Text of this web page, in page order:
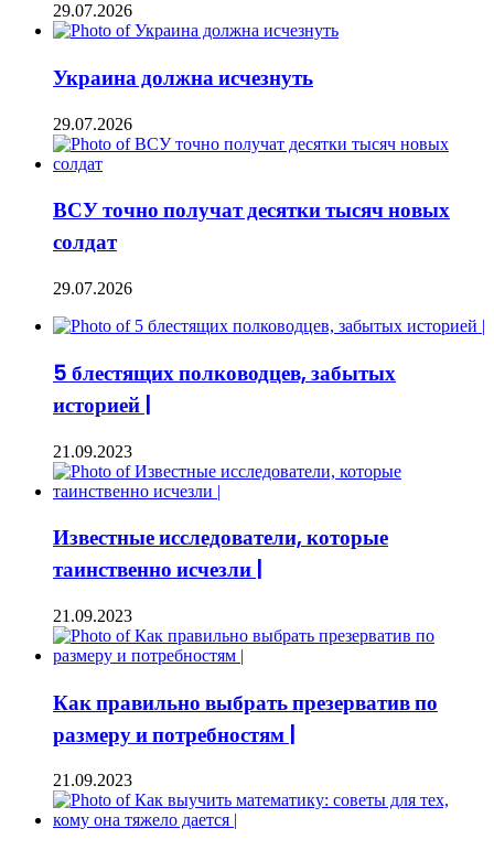
29.07.2026
Украина должна исчезнуть
29.07.2026
ВСУ точно получат десятки тысяч новых
солдат
29.07.2026
5 блестящих полководцев, забытых
историей |
21.09.2023
Известные исследователи, которые
таинственно исчезли |
21.09.2023
Как правильно выбрать презерватив по
размеру и потребностям |
21.09.2023